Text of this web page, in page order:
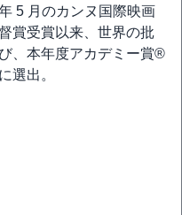
5 月のカンヌ国際映画
賞受賞以来、世界の批
、本年度アカデミー賞®
選出。